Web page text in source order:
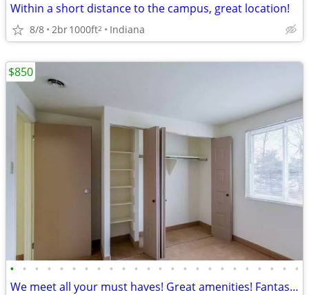
Within a short distance to the campus, great location!
8/8 2br1000ft2 Indiana
• • • • • • • • • • • • • • • • • • • • • • • •
We meet all your must haves! Great amenities! Fantastic 2 bed 1.5 bath
$850